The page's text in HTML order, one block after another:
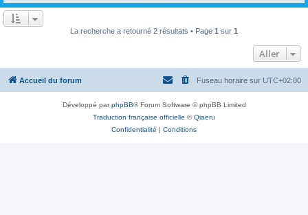
La recherche a retourné 2 résultats • Page 1 sur 1
Aller
Accueil du forum Fuseau horaire sur UTC+02:00
Développé parphpBB® Forum Software © phpBB Limited
Traduction française officielle ©Qiaeru
Confidentialité | Conditions